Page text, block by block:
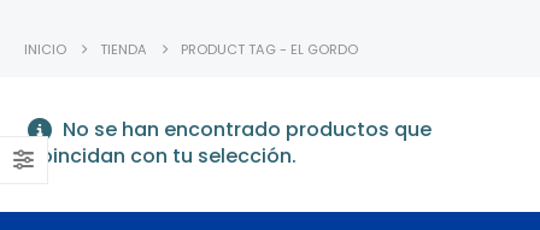
INICIO TIENDA PRODUCT TAG - EL GORDO
No se han encontrado productos que
coincidan con tu selección.